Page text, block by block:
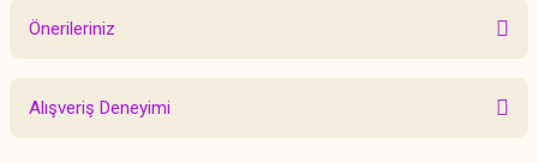
Önerileriniz
Bu ürünün fiyat bilgisi, resim, ürün açıklamalarında ve diğer konularda
yetersiz gördüğünüz noktaları öneri formunu kullanarak tarafımıza
Alışveriş Deneyimi